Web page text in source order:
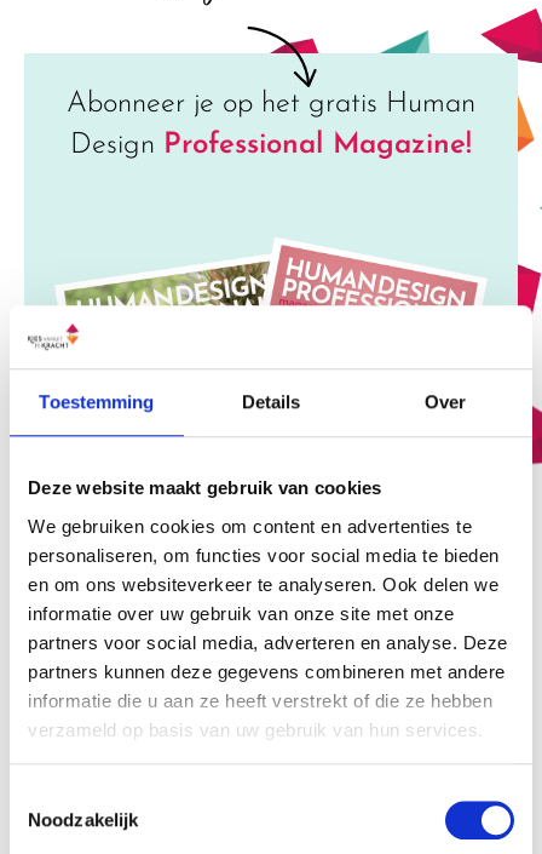
Toestemming Details Over
Deze website maakt gebruik van cookies
We gebruiken cookies om content en advertenties te
personaliseren, om functies voor social media te bieden
en om ons websiteverkeer te analyseren. Ook delen we
informatie over uw gebruik van onze site met onze
partners voor social media, adverteren en analyse. Deze
partners kunnen deze gegevens combineren met andere
informatie die u aan ze heeft verstrekt of die ze hebben
verzameld op basis van uw gebruik van hun services.
Noodzakelijk
Abonneer je op het gratis Human
Design Professional Magazine!
Ontdek de vele manieren waarop je Human